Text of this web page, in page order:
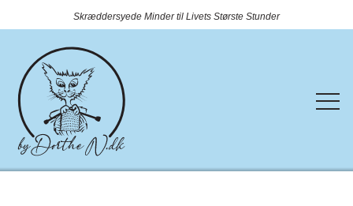
Skræddersyede Minder til Livets Største Stunder